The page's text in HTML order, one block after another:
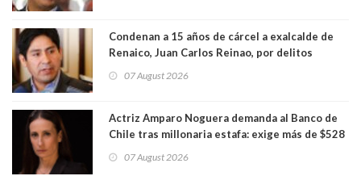
Condenan a 15 años de cárcel a exalcalde de
Renaico, Juan Carlos Reinao, por delitos
07 August 2026
Actriz Amparo Noguera demanda al Banco de
Chile tras millonaria estafa: exige más de $528
07 August 2026